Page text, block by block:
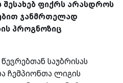
შესახებ ფიქრს არასდროს
ჯანმრთელად
პროგნოზიც
საუბრისას
ჩემპიონთა ლიგის